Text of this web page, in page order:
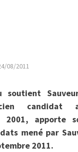
08/2011
soutient
candidat
2001, apporte
mené par
2011.